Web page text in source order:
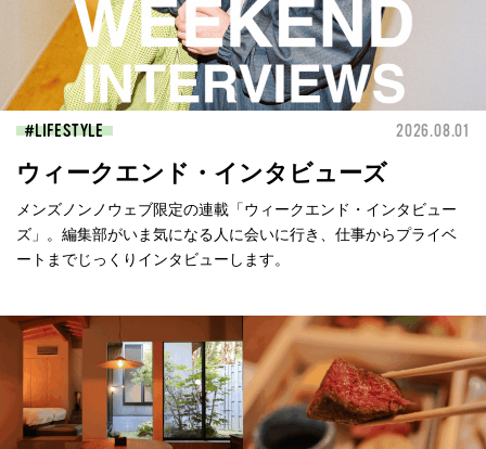
LIFESTYLE 2026.08.01
ウィークエンド・インタビューズ
メンズノンノウェブ限定の連載「ウィークエンド・インタビュー
ズ」。編集部がいま気になる人に会いに行き、仕事からプライベ
ートまでじっくりインタビューします。